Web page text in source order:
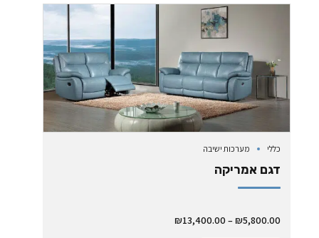
כללי מערכות ישיבה
דגם אמריקה
₪5,800.00
–
₪13,400.00